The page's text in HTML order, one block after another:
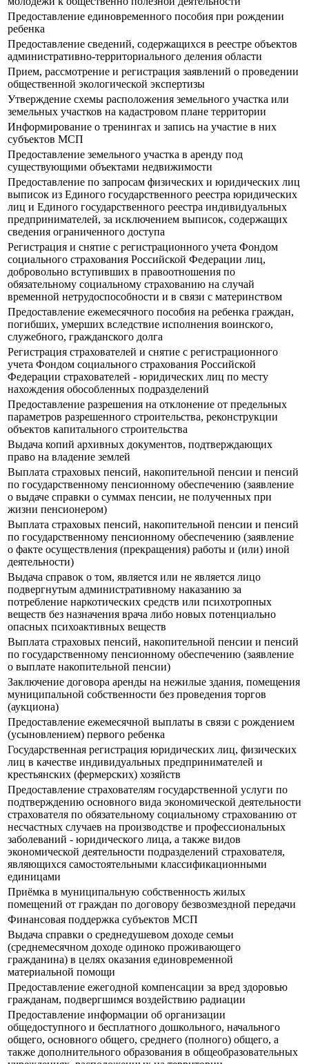
Предоставление единовременного пособия при рождении
ребенка
Предоставление сведений, содержащихся в реестре объектов
административно-территориального деления области
Прием, рассмотрение и регистрация заявлений о проведении
общественной экологической экспертизы
Утверждение схемы расположения земельного участка или
земельных участков на кадастровом плане территории
Информирование о тренингах и запись на участие в них
субъектов МСП
Предоставление земельного участка в аренду под
существующими объектами недвижимости
Предоставление по запросам физических и юридических лиц
выписок из Единого государственного реестра юридических
лиц и Единого государственного реестра индивидуальных
предпринимателей, за исключением выписок, содержащих
сведения ограниченного доступа
Регистрация и снятие с регистрационного учета Фондом
социального страхования Российской Федерации лиц,
добровольно вступивших в правоотношения по
обязательному социальному страхованию на случай
временной нетрудоспособности и в связи с материнством
Предоставление ежемесячного пособия на ребенка граждан,
погибших, умерших вследствие исполнения воинского,
служебного, гражданского долга
Регистрация страхователей и снятие с регистрационного
учета Фондом социального страхования Российской
Федерации страхователей - юридических лиц по месту
нахождения обособленных подразделений
Предоставление разрешения на отклонение от предельных
параметров разрешенного строительства, реконструкции
объектов капитального строительства
Выдача копий архивных документов, подтверждающих
право на владение землей
Выплата страховых пенсий, накопительной пенсии и пенсий
по государственному пенсионному обеспечению (заявление
о выдаче справки о суммах пенсии, не полученных при
жизни пенсионером)
Выплата страховых пенсий, накопительной пенсии и пенсий
по государственному пенсионному обеспечению (заявление
о факте осуществления (прекращения) работы и (или) иной
деятельности)
Выдача справок о том, является или не является лицо
подвергнутым административному наказанию за
потребление наркотических средств или психотропных
веществ без назначения врача либо новых потенциально
опасных психоактивных веществ
Выплата страховых пенсий, накопительной пенсии и пенсий
по государственному пенсионному обеспечению (заявление
о выплате накопительной пенсии)
Заключение договора аренды на нежилые здания, помещения
муниципальной собственности без проведения торгов
(аукциона)
Предоставление ежемесячной выплаты в связи с рождением
(усыновлением) первого ребенка
Государственная регистрация юридических лиц, физических
лиц в качестве индивидуальных предпринимателей и
крестьянских (фермерских) хозяйств
Предоставление страхователям государственной услуги по
подтверждению основного вида экономической деятельности
страхователя по обязательному социальному страхованию от
несчастных случаев на производстве и профессиональных
заболеваний - юридического лица, а также видов
экономической деятельности подразделений страхователя,
являющихся самостоятельными классификационными
единицами
Приёмка в муниципальную собственность жилых
помещений от граждан по договору безвозмездной передачи
Финансовая поддержка субъектов МСП
Выдача справки о среднедушевом доходе семьи
(среднемесячном доходе одиноко проживающего
гражданина) в целях оказания единовременной
материальной помощи
Предоставление ежегодной компенсации за вред здоровью
гражданам, подвергшимся воздействию радиации
Предоставление информации об организации
общедоступного и бесплатного дошкольного, начального
общего, основного общего, среднего (полного) общего, а
также дополнительного образования в общеобразовательных